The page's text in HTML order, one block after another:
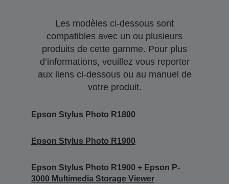
Les modèles ci-dessous sont
compatibles avec un ou plusieurs
produits de cette gamme. Pour plus
d’informations, veuillez vous reporter
aux liens ci-dessous ou au manuel de
votre produit.
Epson Stylus Photo R1800
Epson Stylus Photo R1900
Epson Stylus Photo R1900 + Epson P-
3000 Multimedia Storage Viewer